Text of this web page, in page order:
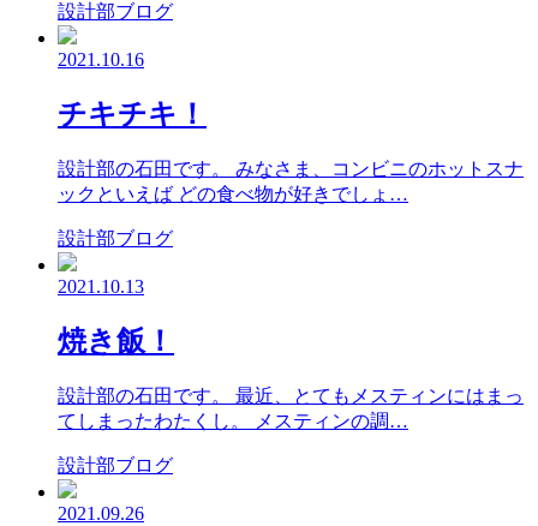
設計部ブログ
2021.10.16
チキチキ！
設計部の石田です。 みなさま、コンビニのホットスナ
ックといえば どの食べ物が好きでしょ…
設計部ブログ
2021.10.13
焼き飯！
設計部の石田です。 最近、とてもメスティンにはまっ
てしまったわたくし。 メスティンの調…
設計部ブログ
2021.09.26